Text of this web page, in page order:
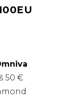
50 €